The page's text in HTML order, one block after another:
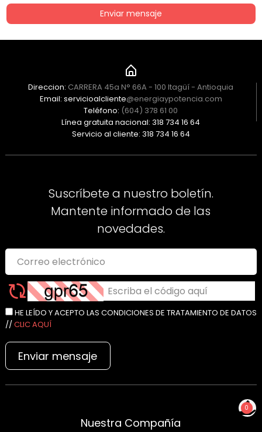
0
NO TIENES PRODUCTOS
Enviar mensaje
Direccion: CARRERA 45a N° 66A - 100 Itagüí - Antioquia
Email: servicioalcliente@energiaypotencia.com
Teléfono: (604) 378 61 00
Línea gratuita nacional: 318 734 16 64
Servicio al cliente: 318 734 16 64
Suscríbete a nuestro boletín.
Mantente informado de las
novedades.
HE LEÍDO Y ACEPTO LAS CONDICIONES DE TRATAMIENTO DE DATOS
// CLIC AQUÍ
Enviar mensaje
Nuestra Compañía